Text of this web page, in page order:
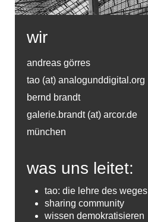
wir
andreas görres
tao (at) analogunddigital.org
bernd brandt
galerie.brandt (at) arcor.de
münchen
was uns leitet:
tao: die lehre des weges
sharing community
wissen demokratisieren